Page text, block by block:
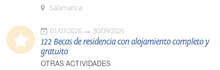
Salamanca
01/07/2026 30/09/2026
122 Becas de residencia con alojamiento completo y
gratuito
OTRAS ACTIVIDADES